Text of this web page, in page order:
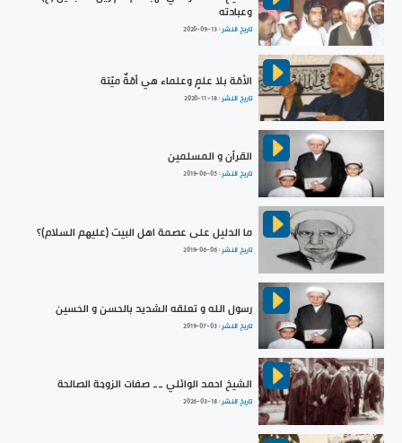
وعبادته
تاريخ النشر :2020-09-13
الأمّة بلا علمٍ وعلماء هي أمّةٌ ميّتة
تاريخ النشر :2020-11-18
القرآن و المسلمين
تاريخ النشر :2019-06-05
ما الدليل على عصمة اهل البيت (عليهم السلام)؟
تاريخ النشر :2019-06-06
رسول الله و تعلقه الشديد بالحسن و الحسين
تاريخ النشر :2019-07-03
الشيخ احمد الوائلي __ صفات الزوجة الصالحة
تاريخ النشر :2026-03-18